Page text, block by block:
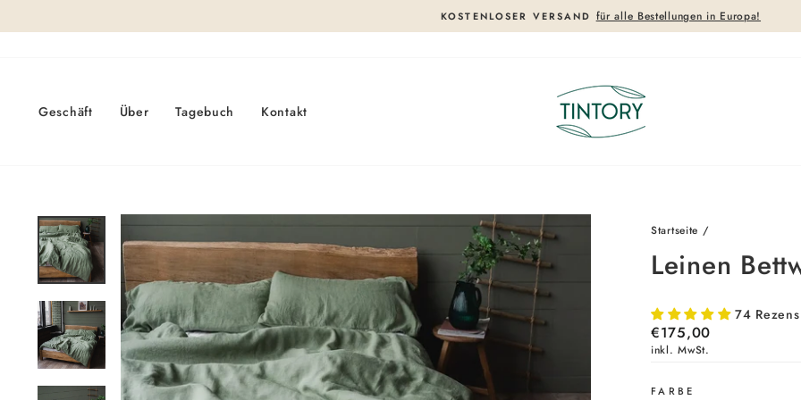
Pause
KOSTENLOSER VERSAND für alle Bestellungen in Europa!
Geschäft Über Tagebuch Kontakt
Startseite /
Leinen
74
Normaler
Preis
€175,00
inkl. MwSt.
FARBE